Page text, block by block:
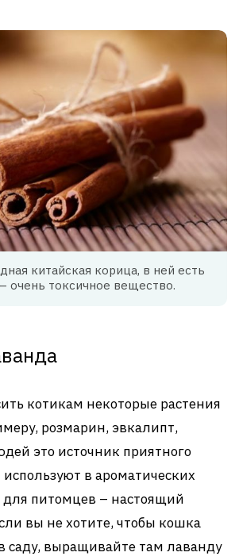
китайская корица, в ней есть
очень токсичное вещество.
котикам некоторые растения
розмарин, эвкалипт,
это источник приятного
в ароматических
для питомцев – настоящий
вы не хотите, чтобы кошка
саду, выращивайте там лаванду